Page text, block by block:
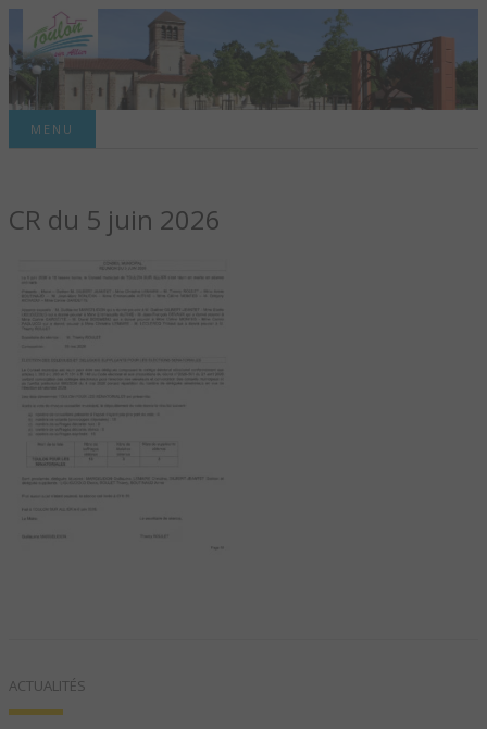
TOULON-SUR-
ALLIER – SITE
OFFICIEL DE LA
COMMUNE
MENU
CR du 5 juin 2026
ACTUALITÉS